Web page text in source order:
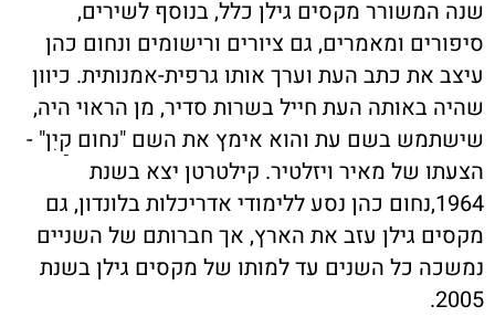
שנה המשורר מקסים גילן כלל, בנוסף לשירים,
סיפורים ומאמרים, גם ציורים ורישומים ונחום כהן
עיצב את כתב העת וערך אותו גרפית-אמנותית. כיוון
שהיה באותה העת חייל בשרות סדיר, מן הראוי היה,
שישתמש בשם עת והוא אימץ את השם "נחום קַיִן" -
הצעתו של מאיר ויזלטיר. קילטרטן יצא בשנת
1964,נחום כהן נסע ללימודי אדריכלות בלונדון, גם
מקסים גילן עזב את הארץ, אך חברותם של השניים
נמשכה כל השנים עד למותו של מקסים גילן בשנת
2005.